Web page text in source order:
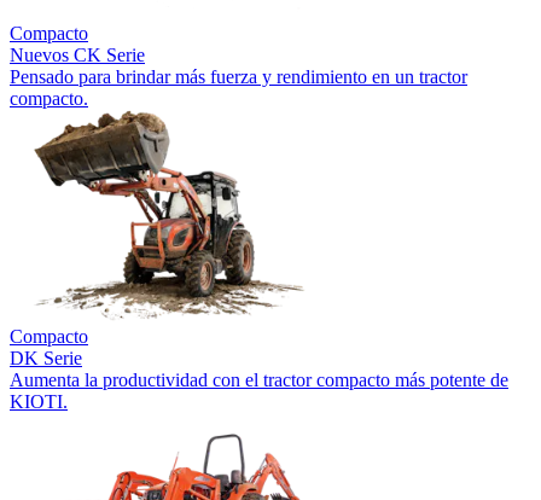
Compacto
Nuevos CK Serie
Pensado para brindar más fuerza y rendimiento en un tractor
compacto.
Compacto
DK Serie
Aumenta la productividad con el tractor compacto más potente de
KIOTI.